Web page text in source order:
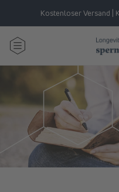
Inhalt
Kostenloser Versand |